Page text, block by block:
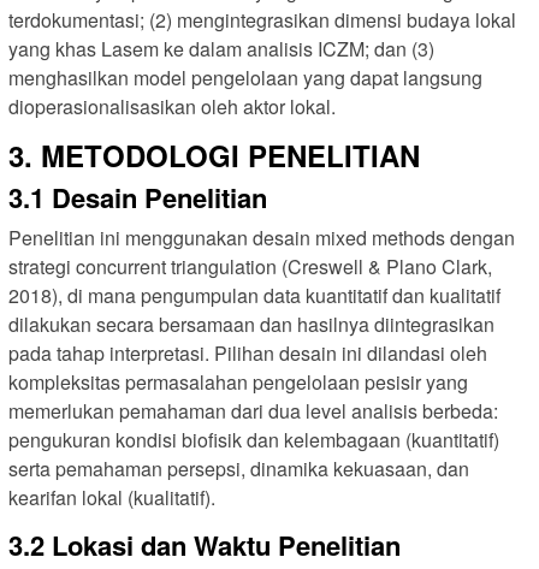
terdokumentasi; (2) mengintegrasikan dimensi budaya lokal
yang khas Lasem ke dalam analisis ICZM; dan (3)
menghasilkan model pengelolaan yang dapat langsung
dioperasionalisasikan oleh aktor lokal.
3. METODOLOGI PENELITIAN
3.1 Desain Penelitian
Penelitian ini menggunakan desain mixed methods dengan
strategi concurrent triangulation (Creswell & Plano Clark,
2018), di mana pengumpulan data kuantitatif dan kualitatif
dilakukan secara bersamaan dan hasilnya diintegrasikan
pada tahap interpretasi. Pilihan desain ini dilandasi oleh
kompleksitas permasalahan pengelolaan pesisir yang
memerlukan pemahaman dari dua level analisis berbeda:
pengukuran kondisi biofisik dan kelembagaan (kuantitatif)
serta pemahaman persepsi, dinamika kekuasaan, dan
kearifan lokal (kualitatif).
3.2 Lokasi dan Waktu Penelitian